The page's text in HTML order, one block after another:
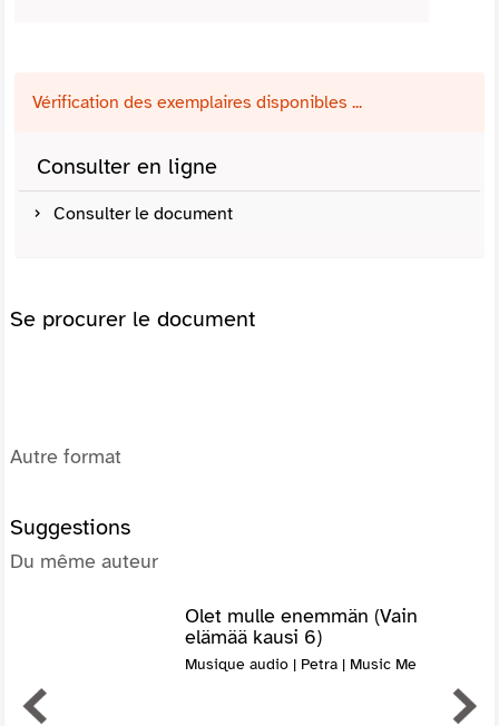
Vérification des exemplaires disponibles ...
Consulter en ligne
Consulter le document
Se procurer le document
Autre format
Suggestions
Du même auteur
Olet mulle enemmän (Vain
elämää kausi 6)
Musique audio | Petra | Music Me